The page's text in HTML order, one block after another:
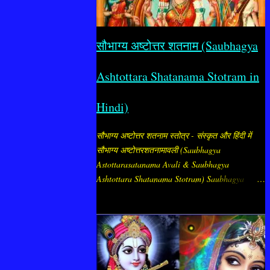
सौभाग्य अष्टोत्तर शतनाम (Saubhagya
Ashtottara Shatanama Stotram in
Hindi)
सौभाग्य अष्टोत्तर शतनाम स्तोत्र - संस्कृत और हिंदी में
सौभाग्य अष्टोत्तरशतनामावली (Saubhagya
Astottarasatanama Avali & Saubhagya
Ashtottara Shatanama Stotram) Saubhagya
नामावली है, जिसे सौभाग्य प्राप्ति और पति की दीर्घायु के
लिए विशेष रूप से स्त्रियाँ जपती हैं। "सौभाग्य अष्टोत्तर
शतनाम" का अर्थ है, सौभाग्य (अर्थात् सौभाग्य, समृद्धि, मंगल
और कल्याण देने वाली शक्ति) के १०८ नामों का संकलन।